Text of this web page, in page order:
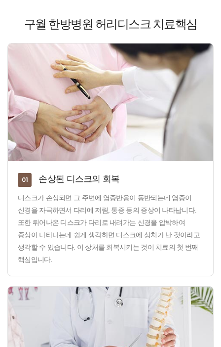
구월 한방병원 허리디스크 치료핵심
01 손상된 디스크의 회복
디스크가 손상되면 그 주변에 염증반응이 동반되는데 염증이
신경을 자극하면서 다리에 저림, 통증 등의 증상이 나타납니다.
또한 튀어나온 디스크가 다리로 내려가는 신경을 압박하여
증상이 나타나는데 쉽게 생각하면 디스크에 상처가 난 것이라고
생각할 수 있습니다. 이 상처를 회복시키는 것이 치료의 첫 번째
핵심입니다.